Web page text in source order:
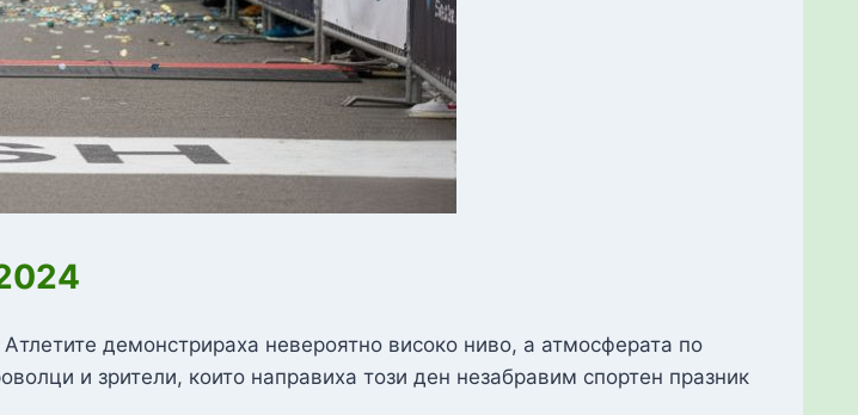
демонстрираха невероятно високо ниво, а атмосферата по
и зрители, които направиха този ден незабравим спортен празник